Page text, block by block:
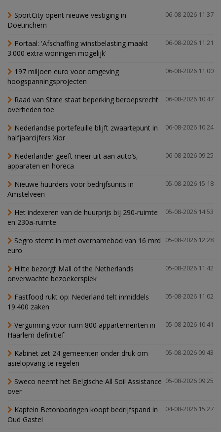
06-08-2026 11:37
SportCity opent nieuwe vestiging in
Doetinchem
06-08-2026 11:21
Portaal: 'Afschaffing winstbelasting maakt
3.000 extra woningen mogelijk'
06-08-2026 11:00
197 miljoen euro voor omgeving
hoogspanningsprojecten
06-08-2026 10:47
Raad van State staat beperking beroepsrecht
overheden toe
06-08-2026 10:24
Nederlandse portefeuille blijft zwaartepunt in
halfjaarcijfers Xior
06-08-2026 09:25
Nederlander geeft meer uit aan auto’s,
apparaten en horeca
05-08-2026 15:18
Nieuwe huurders voor bedrijfsunits in
Amstelveen
05-08-2026 14:53
Het indexeren van de huurprijs bij 290-ruimte
en 230a-ruimte
05-08-2026 12:28
Segro stemt in met overnamebod van 16 mrd
euro
05-08-2026 11:42
Hitte bezorgt Mall of the Netherlands
onverwachte bezoekerspiek
05-08-2026 11:02
Fastfood rukt op: Nederland telt inmiddels
19.400 zaken
05-08-2026 10:41
Vergunning voor ruim 800 appartementen in
Haarlem definitief
05-08-2026 09:43
Kabinet zet 24 gemeenten onder druk om
asielopvang te regelen
05-08-2026 09:25
Sweco neemt het Belgische All Soil Assistance
over
04-08-2026 15:27
Kaptein Betonboringen koopt bedrijfspand in
Oud Gastel